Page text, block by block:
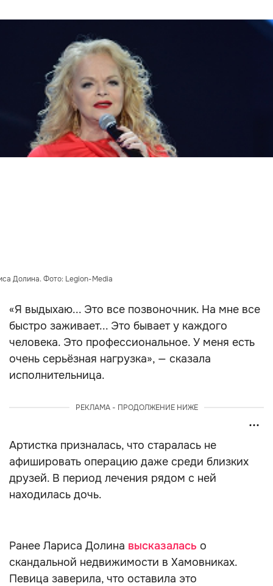
Долина. Фото: Legion-Media
«Я выдыхаю... Это все позвоночник. На мне все
быстро заживает... Это бывает у каждого
человека. Это профессиональное. У меня есть
очень серьёзная нагрузка», — сказала
исполнительница.
РЕКЛАМА - ПРОДОЛЖЕНИЕ НИЖЕ
Артистка призналась, что старалась не
афишировать операцию даже среди близких
друзей. В период лечения рядом с ней
находилась дочь.
Ранее Лариса Долина высказалась о
скандальной недвижимости в Хамовниках.
Певица заверила, что оставила это